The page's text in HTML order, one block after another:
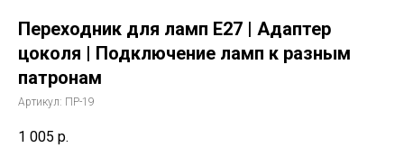
Переходник для ламп E27 | Адаптер
цоколя | Подключение ламп к разным
патронам
Артикул: ПР-19
1 005 р.